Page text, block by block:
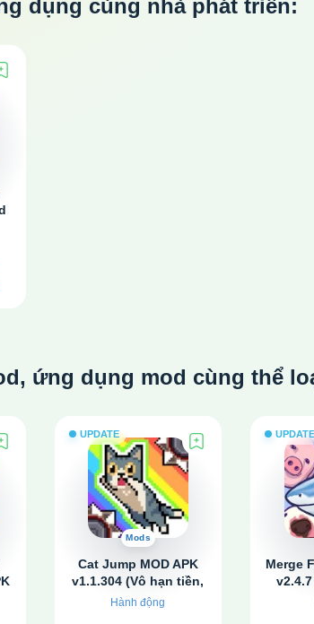
dụng cùng nhà phát triển:
ứng dụng mod cùng thể
UPDATE
Mods
Cat Jump MOD APK
v1.1.304 (Vô hạn tiền,
Xóa quảng cáo)
Hành động
UPDATE
Merge